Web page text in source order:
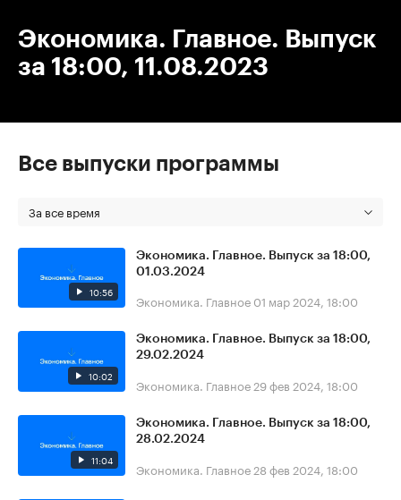
Экономика. Главное. Выпуск
за 18:00, 11.08.2023
Все выпуски программы
За все время
10:56
Экономика. Главное. Выпуск за 18:00,
01.03.2024
Экономика. Главное 01 мар 2024, 18:00
10:02
Экономика. Главное. Выпуск за 18:00,
29.02.2024
Экономика. Главное 29 фев 2024, 18:00
11:04
Экономика. Главное. Выпуск за 18:00,
28.02.2024
Экономика. Главное 28 фев 2024, 18:00